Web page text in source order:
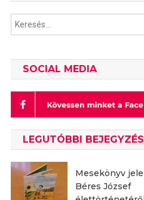
SOCIAL MEDIA
LEGUTÓBBI
Mesekönyv
Béres József